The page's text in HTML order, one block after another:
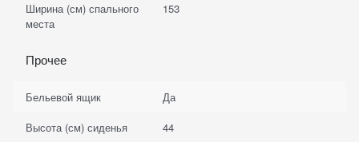
Ширина (см) спального
места
153
Прочее
Бельевой ящик
Да
Высота (см) сиденья
44